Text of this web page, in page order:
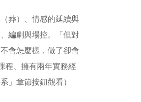
葬）、情感的延續與
編劇與場控。「但對
會怎麼樣，做了卻會
程、擁有兩年實務經
」章節按鈕觀看）